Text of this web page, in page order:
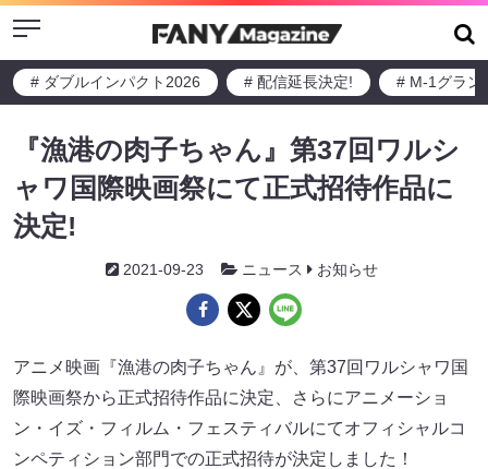
Menu
# ダブルインパクト2026 # 配信延長決定! # M-1グラン
『漁港の肉子ちゃん』第37回ワルシ
ャワ国際映画祭にて正式招待作品に
決定!
2021-09-23 ニュース お知らせ
アニメ映画『漁港の肉子ちゃん』が、第37回ワルシャワ国
際映画祭から正式招待作品に決定、さらにアニメーショ
ン・イズ・フィルム・フェスティバルにてオフィシャルコ
ンペティション部門での正式招待が決定しました！